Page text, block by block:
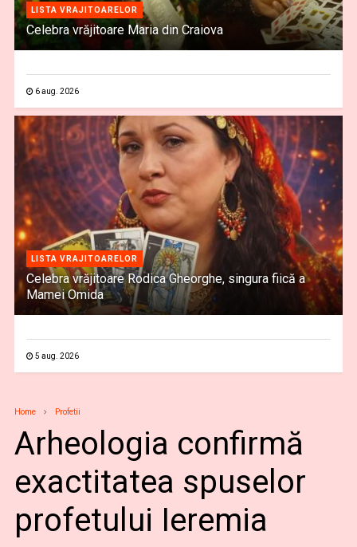
LISTA VRAJITOARELOR
Celebra vrăjitoare Maria din Craiova
6 aug. 2026
LISTA VRAJITOARELOR
Celebra vrăjitoare Rodica Gheorghe, singura fiică a
Mamei Omida
5 aug. 2026
Home Profetii
Arheologia confirmă
exactitatea spuselor
profetului Ieremia